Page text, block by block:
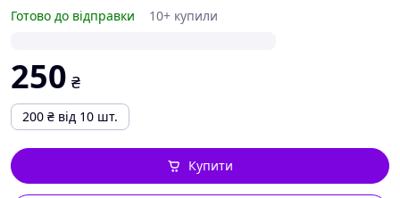
Готово до відправки
10+ купили
250 ₴
200 ₴ від 10 шт.
Купити